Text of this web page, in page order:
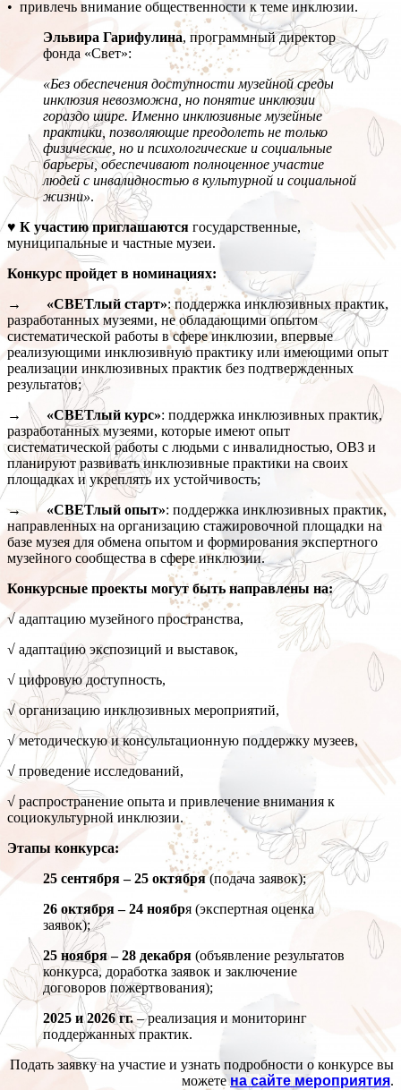
• привлечь внимание общественности к теме инклюзии.
Эльвира Гарифулина, программный директор
фонда «Свет»:
«Без обеспечения доступности музейной среды
инклюзия невозможна, но понятие инклюзии
гораздо шире. Именно инклюзивные музейные
практики, позволяющие преодолеть не только
физические, но и психологические и социальные
барьеры, обеспечивают полноценное участие
людей с инвалидностью в культурной и социальной
жизни».
♥ К участию приглашаются государственные,
муниципальные и частные музеи.
Конкурс пройдет в номинациях:
→ «СВЕТлый старт»: поддержка инклюзивных практик,
разработанных музеями, не обладающими опытом
систематической работы в сфере инклюзии, впервые
реализующими инклюзивную практику или имеющими опыт
реализации инклюзивных практик без подтвержденных
результатов;
→ «СВЕТлый курс»: поддержка инклюзивных практик,
разработанных музеями, которые имеют опыт
систематической работы с людьми с инвалидностью, ОВЗ и
планируют развивать инклюзивные практики на своих
площадках и укреплять их устойчивость;
→ «СВЕТлый опыт»: поддержка инклюзивных практик,
направленных на организацию стажировочной площадки на
базе музея для обмена опытом и формирования экспертного
музейного сообщества в сфере инклюзии.
Конкурсные проекты могут быть направлены на:
√ адаптацию музейного пространства,
√ адаптацию экспозиций и выставок,
√ цифровую доступность,
√ организацию инклюзивных мероприятий,
√ методическую и консультационную поддержку музеев,
√ проведение исследований,
√ распространение опыта и привлечение внимания к
социокультурной инклюзии.
Этапы конкурса:
25 сентября – 25 октября(подача заявок);
26 октября – 24 ноября (экспертная оценка
заявок);
25 ноября – 28 декабря (объявление результатов
конкурса, доработка заявок и заключение
договоров пожертвования);
2025 и 2026 гг.– реализация и мониторинг
поддержанных практик.
Подать заявку на участие и узнать подробности о конкурсе вы
можетена сайте мероприятия.